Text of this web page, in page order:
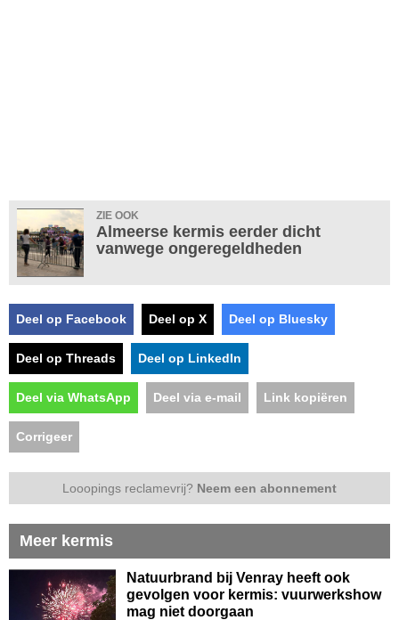
ZIE OOK
Almeerse kermis eerder dicht
vanwege ongeregeldheden
Deel op Facebook Deel op X Deel op Bluesky
Deel op Threads Deel op LinkedIn
Deel via WhatsApp Deel via e-mail Link kopiëren
Corrigeer
Looopings reclamevrij? Neem een abonnement
Meer kermis
Natuurbrand bij Venray heeft ook
gevolgen voor kermis: vuurwerkshow
mag niet doorgaan